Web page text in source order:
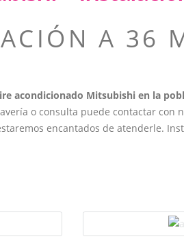
A 36
acondicionado Mitsubishi en la
o consulta puede contactar con
encantados de atenderle.